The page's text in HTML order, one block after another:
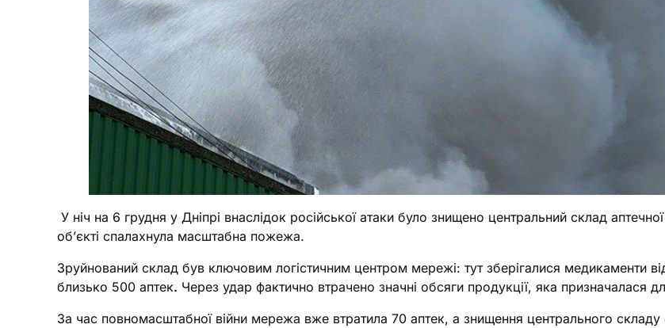
У ніч на 6 грудня у Дніпрі внаслідок російської атаки було знищено центральний склад
об’єкті спалахнула масштабна пожежа.
Зруйнований склад був ключовим логістичним центром мережі: тут зберігалися медикаменти
близько 500 аптек. Через удар фактично втрачено значні обсяги продукції, яка призначалася
За час повномасштабної війни мережа вже втратила 70 аптек, а знищення центрального